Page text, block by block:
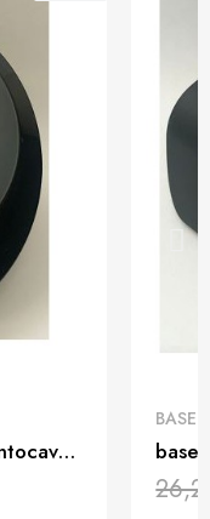
base charger brondi amico ci sentocavo non incluso
BASE